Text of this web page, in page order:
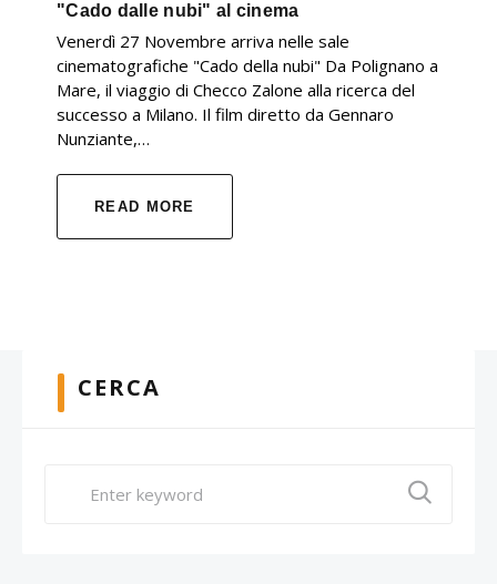
"Cado dalle nubi" al cinema
Venerdì 27 Novembre arriva nelle sale
cinematografiche "Cado della nubi" Da Polignano a
Mare, il viaggio di Checco Zalone alla ricerca del
successo a Milano. Il film diretto da Gennaro
Nunziante,…
READ MORE
CERCA